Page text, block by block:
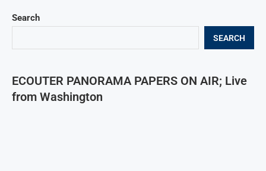
Search
SEARCH
ECOUTER PANORAMA PAPERS ON AIR; Live
from Washington